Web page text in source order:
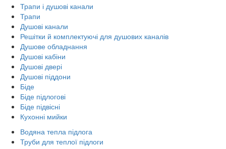
Трапи і душові канали
Трапи
Душові канали
Решітки й комплектуючі для душових каналів
Душове обладнання
Душові кабіни
Душові двері
Душові піддони
Біде
Біде підлогові
Біде підвісні
Кухонні мийки
Водяна тепла підлога
Труби для теплої підлоги